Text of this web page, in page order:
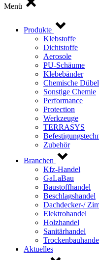
Menü
Produkte
Klebstoffe
Dichtstoffe
Aerosole
PU-Schäume
Klebebänder
Chemische Dübel
Sonstige Chemie
Performance
Protection
Werkzeuge
TERRASYS
Zubehör
Branchen
Kfz-Handel
GaLaBau
Baustoffhandel
Beschlagshandel
Dachdecker-/
Elektrohandel
Holzhandel
Sanitärhandel
Aktuelles